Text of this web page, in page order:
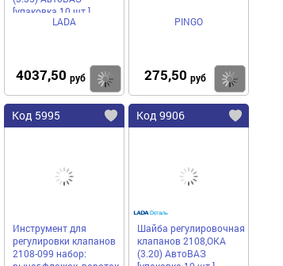
[упаковка 10 шт.]
LADA
4037,50 руб Купить
PINGO
275,50 руб
Код 5995
Инструмент для
регулировки клапанов
2108-099 набор:
Код 9906
Шайба регулировочная
клапанов 2108,ОКА
(3.20) АвтоВАЗ